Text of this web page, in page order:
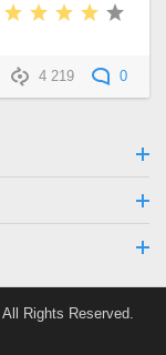
4 219 0
All Rights Reserved.